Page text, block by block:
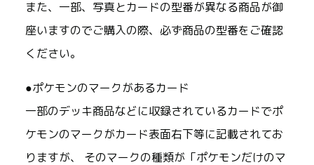
また、一部、写真とカードの型番が異なる商品が御
座いますのでご購入の際、必ず商品の型番をご確認
ください。
●ポケモンのマークがあるカード
一部のデッキ商品などに収録されているカードでポ
ケモンのマークがカード表面右下等に記載されてお
りますが、 そのマークの種類が「ポケモンだけのマ